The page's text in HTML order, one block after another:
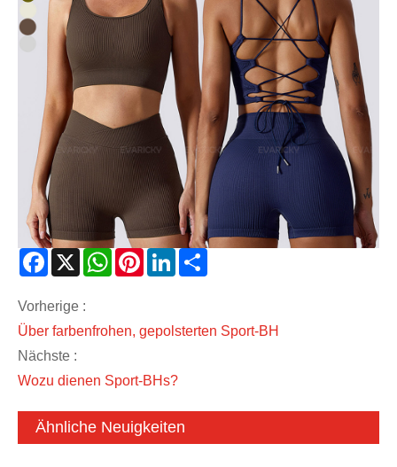
Facebook
X WhatsAppPinterestLinkedIn
Vorherige :
Über farbenfrohen, gepolsterten Sport-BH
Nächste :
Wozu dienen Sport-BHs?
Ähnliche Neuigkeiten